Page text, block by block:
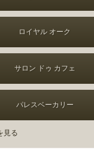
ロイヤル オーク
サロン ドゥ カフェ
パレスベーカリー
見る